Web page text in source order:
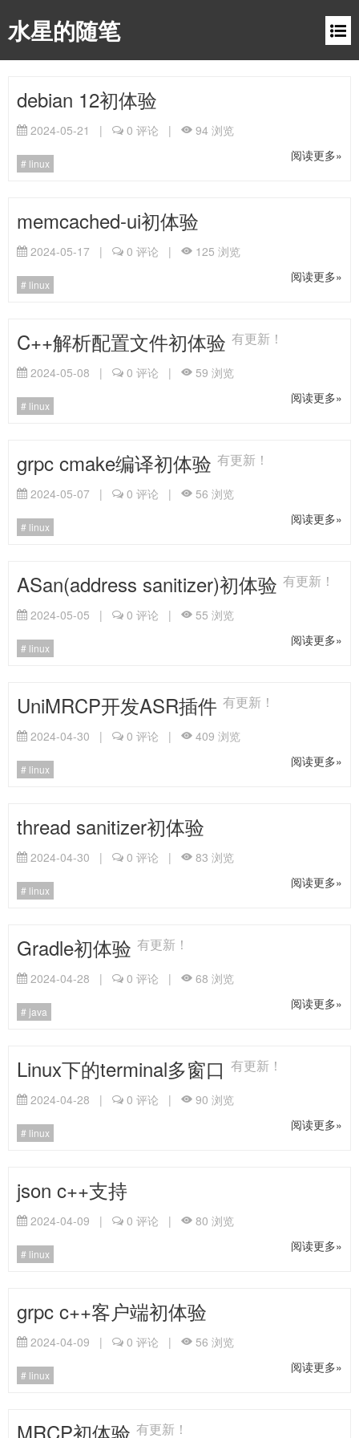
水星的随笔
debian 12初体验
2024-05-21 | 0 评论 | 94 浏览
linux
阅读更多»
memcached-ui初体验
2024-05-17 | 0 评论 | 125 浏览
linux
阅读更多»
C++解析配置文件初体验 有更新！
2024-05-08 | 0 评论 | 59 浏览
linux
阅读更多»
grpc cmake编译初体验 有更新！
2024-05-07 | 0 评论 | 56 浏览
linux
阅读更多»
ASan(address sanitizer)初体验 有更新！
2024-05-05 | 0 评论 | 55 浏览
linux
阅读更多»
UniMRCP开发ASR插件 有更新！
2024-04-30 | 0 评论 | 409 浏览
linux
阅读更多»
thread sanitizer初体验
2024-04-30 | 0 评论 | 83 浏览
linux
阅读更多»
Gradle初体验 有更新！
2024-04-28 | 0 评论 | 68 浏览
java
阅读更多»
Linux下的terminal多窗口 有更新！
2024-04-28 | 0 评论 | 90 浏览
linux
阅读更多»
json c++支持
2024-04-09 | 0 评论 | 80 浏览
linux
阅读更多»
grpc c++客户端初体验
2024-04-09 | 0 评论 | 56 浏览
linux
阅读更多»
MRCP初体验 有更新！